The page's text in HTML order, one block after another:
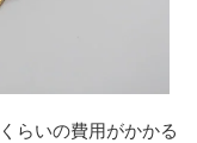
らいの費用がかかる